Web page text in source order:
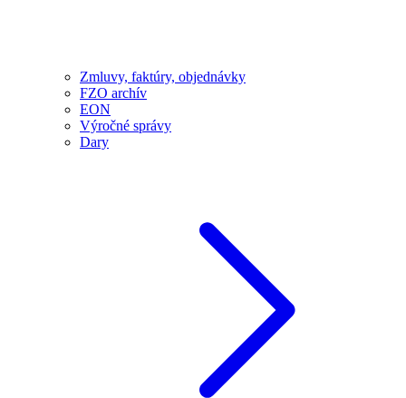
Zmluvy, faktúry, objednávky
FZO archív
EON
Výročné správy
Dary